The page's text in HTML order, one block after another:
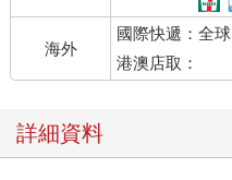
海外
國際快遞：全球
港澳店取：
詳細資料